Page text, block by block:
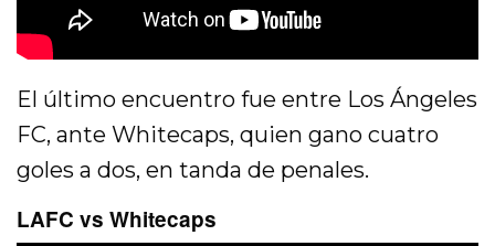
El último encuentro fue entre Los Ángeles
FC, ante Whitecaps, quien gano cuatro
goles a dos, en tanda de penales.
LAFC vs Whitecaps